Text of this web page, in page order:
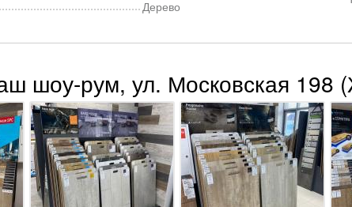
Дерево
шоу-рум, ул. Московская 198